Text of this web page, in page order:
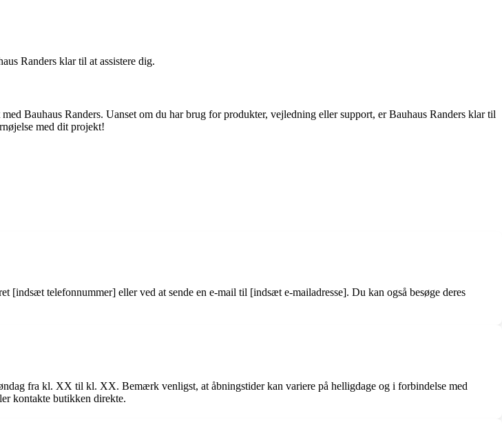
Randers klar til at assistere dig.
Bauhaus Randers. Uanset om du har brug for produkter, vejledning eller support, er Bauhaus Randers klar til
med dit projekt!
[indsæt telefonnummer] eller ved at sende en e-mail til [indsæt e-mailadresse]. Du kan også besøge deres
fra kl. XX til kl. XX. Bemærk venligst, at åbningstider kan variere på helligdage og i forbindelse med
kontakte butikken direkte.